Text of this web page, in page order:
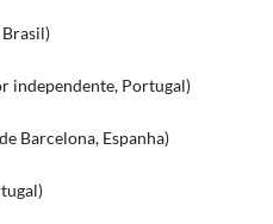
independente, Portugal)
Barcelona, Espanha)